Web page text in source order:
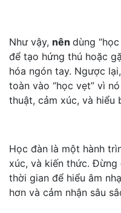
Như vậy, nên dùng
để tạo hứng thú hoặc
hóa ngón tay. Ngược lại,
toàn vào “học vẹt” vì
thuật, cảm xúc, và hiểu
Học đàn là một hành
xúc, và kiến thức. Đừng
thời gian để hiểu âm
hơn và cảm nhận sâu